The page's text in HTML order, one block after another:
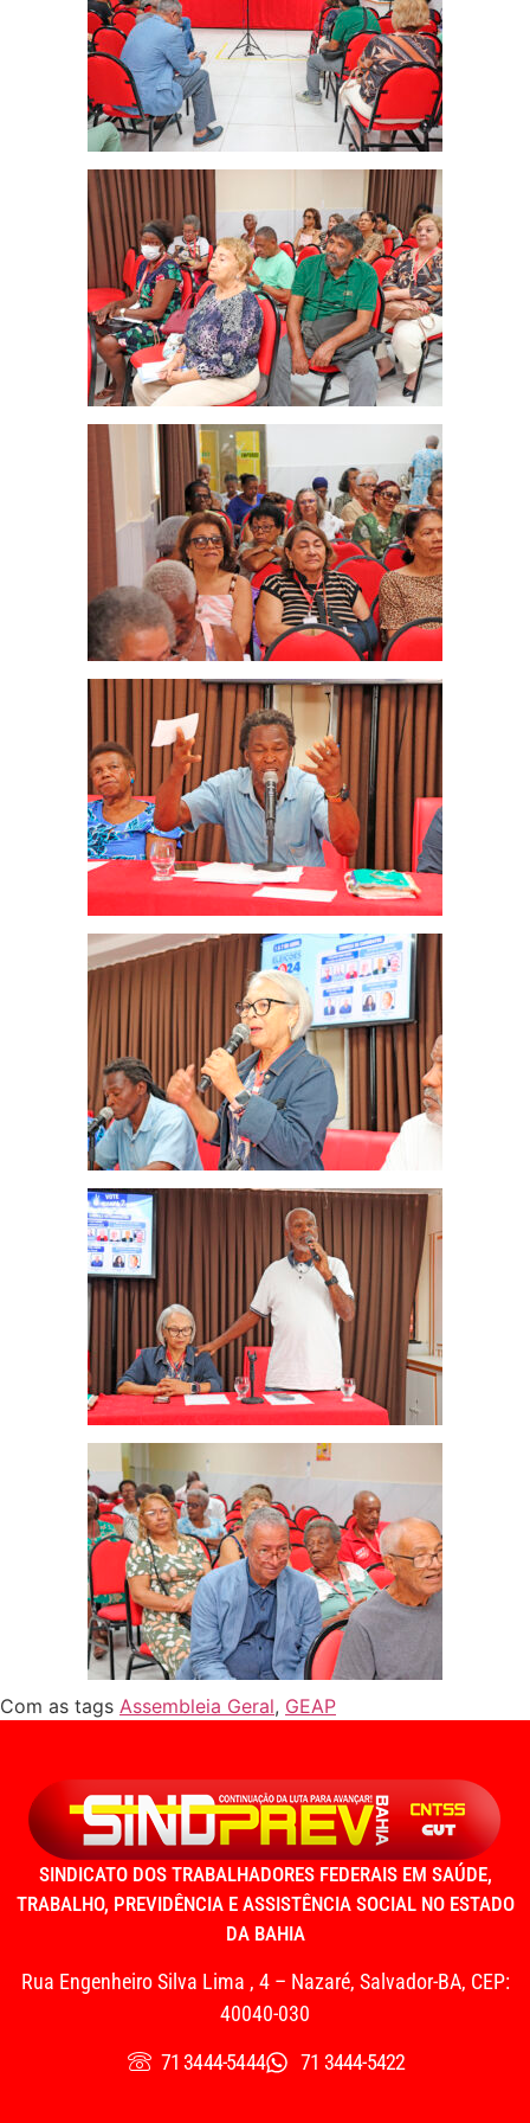
Com as tags Assembleia Geral, GEAP
SINDICATO DOS TRABALHADORES FEDERAIS EM SAÚDE,
TRABALHO, PREVIDÊNCIA E ASSISTÊNCIA SOCIAL NO ESTADO
DA BAHIA
Rua Engenheiro Silva Lima , 4 – Nazaré, Salvador-BA, CEP:
40040-030
71 3444-5444
71 3444-5422